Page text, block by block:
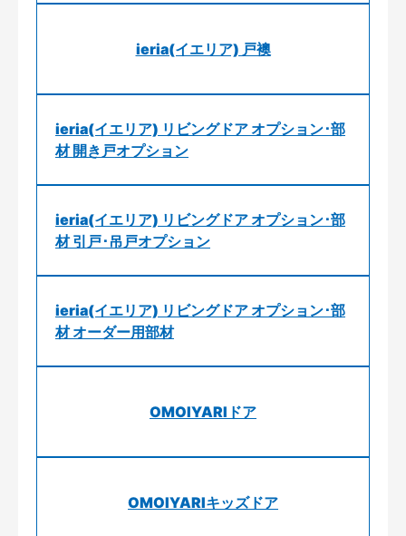
ieria(イエリア) 戸襖
ieria(イエリア) リビングドア オプション･部
材 開き戸オプション
ieria(イエリア) リビングドア オプション･部
材 引戸･吊戸オプション
ieria(イエリア) リビングドア オプション･部
材 オーダー用部材
OMOIYARIドア
OMOIYARIキッズドア